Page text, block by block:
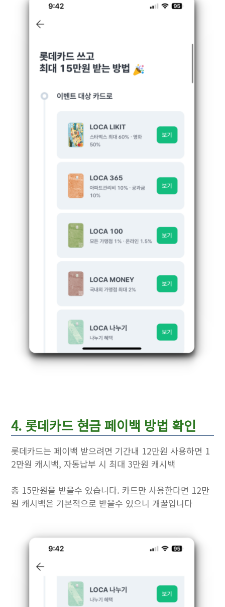
4. 롯데카드 현금 페이백 방법 확인
롯데카드는 페이백 받으려면 기간내 12만원 사용하면 1
2만원 캐시백, 자동납부 시 최대 3만원 캐시백
총 15만원을 받을수 있습니다. 카드만 사용한다면 12만
원 캐시백은 기본적으로 받을수 있으니 개꿀입니다